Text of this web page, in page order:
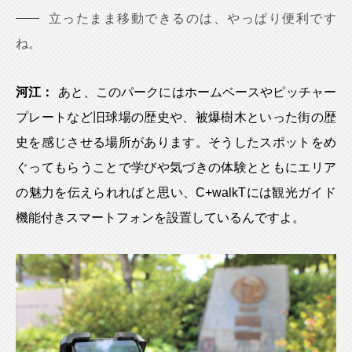
立ったまま移動できるのは、やっぱり便利です
ね。
河江：
あと、このパークにはホームベースやピッチャー
プレートなど旧球場の歴史や、被爆樹木といった街の歴
史を感じさせる場所があります。そうしたスポットをめ
ぐってもらうことで学びや気づきの体験とともにエリア
の魅力を伝えられればと思い、C+walkTには観光ガイド
機能付きスマートフォンを設置しているんですよ。